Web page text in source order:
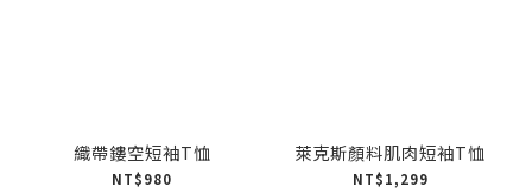
織帶鏤空短袖T恤
NT$980
萊克斯顏料肌肉短袖T恤
NT$1,299